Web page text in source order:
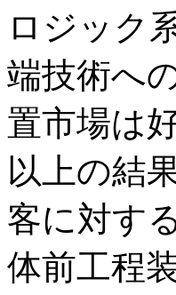
ロジック
端技術へ
置市場は
以上の結
客に対す
体前工程